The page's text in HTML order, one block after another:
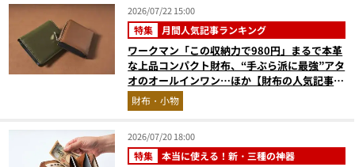
2026/07/22 15:00
特集 月間人気記事ランキング
ワークマン「この収納力で980円」まるで本革
な上品コンパクト財布、“手ぶら派に最強”アタ
オのオールインワン…ほか【財布の人気記事ラ
ンキングベスト3】（2026年6月版）
財布・小物
2026/07/20 18:00
特集 本当に使える！新・三種の神器